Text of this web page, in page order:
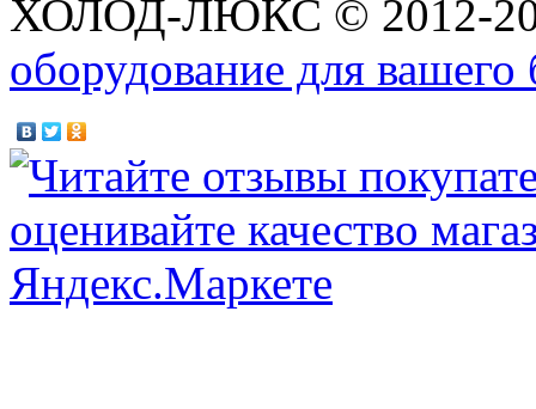
ХОЛОД-ЛЮКС © 2012-
оборудование для вашего